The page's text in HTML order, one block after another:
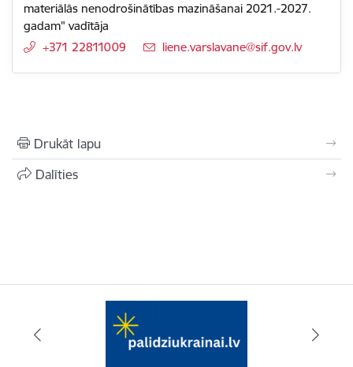
materiālās nenodrošinātības mazināšanai 2021.-2027.
gadam" vadītāja
+371 22811009
E-pasts:
liene.varslavane@sif.gov.lv
Drukāt lapu
Dalīties